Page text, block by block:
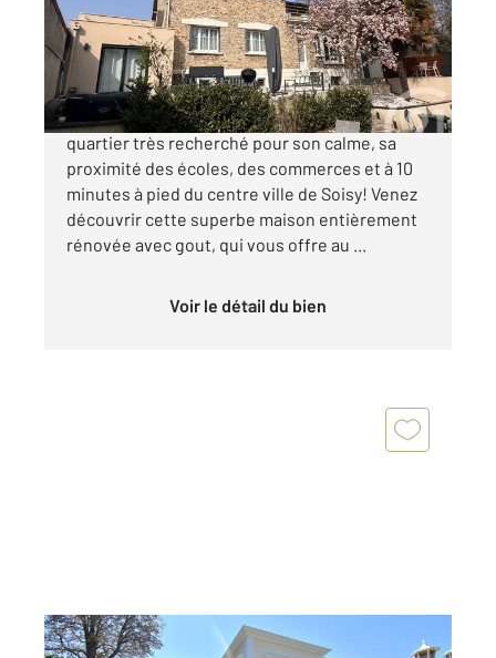
Maison à vendre
550 000 €
Soisy-sous-Montmorency, située dans un
quartier très recherché pour son calme, sa
proximité des écoles, des commerces et à 10
minutes à pied du centre ville de Soisy! Venez
découvrir cette superbe maison entièrement
rénovée avec gout, qui vous offre au ...
Voir le détail du bien
SOISY SOUS MONTMORENCY 95